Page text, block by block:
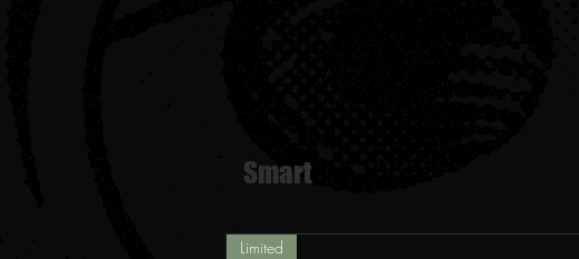
Smart
Limited